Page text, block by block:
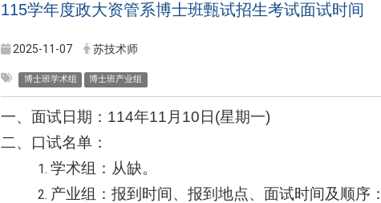
115学年度政大资管系博士班甄试招生考试面试时间
2025-11-07 苏技术师
博士班学术组 博士班产业组
一、面试日期：114年11月10日(星期一)
二、口试名单：
学术组：从缺。
产业组：报到时间、报到地点、面试时间及顺序